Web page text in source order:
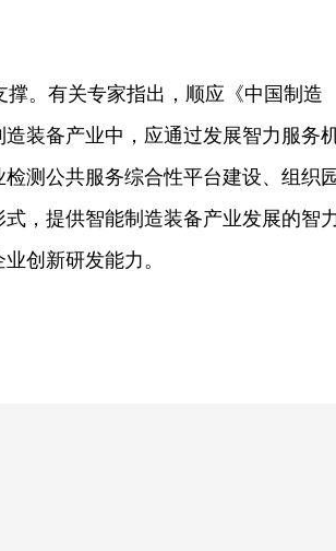
。有关专家指出，顺应《中国制造
装备产业中，应通过发展智力服务
测公共服务综合性平台建设、组织园
，提供智能制造装备产业发展的智
创新研发能力。